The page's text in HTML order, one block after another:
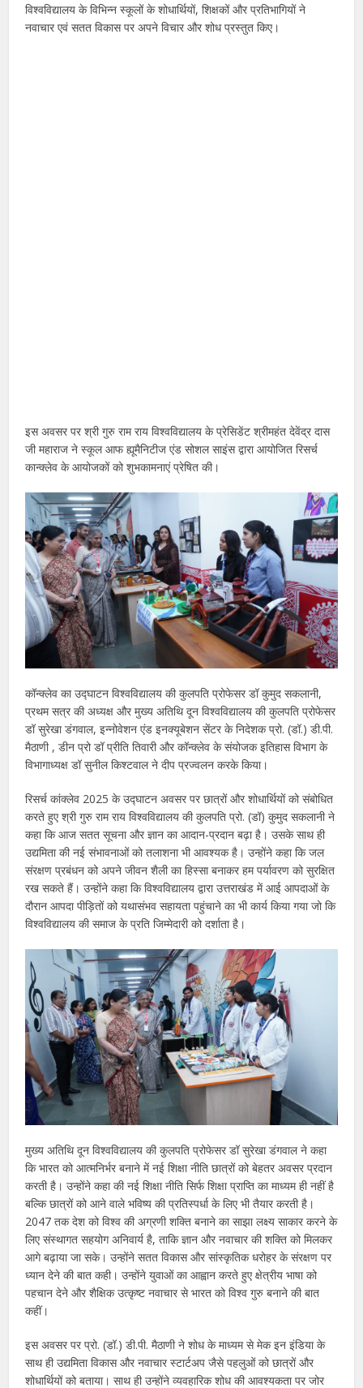
विश्वविद्यालय के विभिन्न स्कूलों के शोधार्थियों, शिक्षकों और प्रतिभागियों ने
नवाचार एवं सतत विकास पर अपने विचार और शोध प्रस्तुत किए।
इस अवसर पर श्री गुरु राम राय विश्वविद्यालय के प्रेसिडेंट श्रीमहंत देवेंद्र दास
जी महाराज ने स्कूल आफ ह्यूमैनिटीज एंड सोशल साइंस द्वारा आयोजित रिसर्च
कान्क्लेव के आयोजकों‌ को शुभकामनाएं प्रेषित की।
कॉन्क्लेव का उद्घाटन विश्वविद्यालय की कुलपति प्रोफेसर डॉ कुमुद सकलानी,
प्रथम सत्र की अध्यक्ष और मुख्य अतिथि दून विश्वविद्यालय की कुलपति प्रोफेसर
डॉ सुरेखा डंगवाल, इन्नोवेशन एंड इनक्यूबेशन सेंटर के निदेशक प्रो. (डॉ.) डी.पी.
मैठाणी , डीन प्रो डॉ प्रीति तिवारी और कॉन्क्लेव के संयोजक इतिहास विभाग के
विभागाध्यक्ष डॉ सुनील किश्टवाल ने दीप प्रज्वलन करके किया।
रिसर्च कांक्लेव 2025 के उद्घाटन अवसर पर छात्रों और शोधार्थियों को संबोधित
करते हुए श्री गुरु राम राय विश्वविद्यालय की कुलपति प्रो. (डॉ) कुमुद सकलानी ने
कहा कि आज सतत सूचना और ज्ञान का आदान-प्रदान बढ़ा है। उसके साथ ही
उद्यमिता की नई संभावनाओं को तलाशना भी आवश्यक है। उन्होंने कहा कि जल
संरक्षण प्रबंधन को अपने जीवन शैली का हिस्सा बनाकर हम पर्यावरण को सुरक्षित
रख सकते हैं। उन्होंने कहा कि विश्वविद्यालय द्वारा उत्तराखंड में आई आपदाओं के
दौरान आपदा पीड़ितों को यथासंभव सहायता पहुंचाने का भी कार्य किया गया जो कि
विश्वविद्यालय की समाज के प्रति जिम्मेदारी को दर्शाता है।
मुख्य अतिथि दून विश्वविद्यालय की कुलपति प्रोफेसर डॉ सुरेखा डंगवाल ने कहा
कि भारत को आत्मनिर्भर बनाने में नई शिक्षा नीति छात्रों को बेहतर अवसर प्रदान
करती है। उन्होंने कहा की नई शिक्षा नीति सिर्फ शिक्षा प्राप्ति का माध्यम ही नहीं है
बल्कि छात्रों को आने वाले भविष्य की प्रतिस्पर्धा के लिए भी तैयार करती है।
2047 तक देश को विश्व की अग्रणी शक्ति बनाने का साझा लक्ष्य साकार करने के
लिए संस्थागत सहयोग अनिवार्य है, ताकि ज्ञान और नवाचार की शक्ति को मिलकर
आगे बढ़ाया जा सके। उन्होंने सतत विकास और सांस्कृतिक धरोहर के संरक्षण पर
ध्यान देने की बात कही। उन्होंने युवाओं का आह्वान करते हुए क्षेत्रीय भाषा को
पहचान देने और शैक्षिक उत्कृष्ट नवाचार से भारत को विश्व गुरु बनाने की बात
कहीं।
इस अवसर पर प्रो. (डॉ.) डी.पी. मैठाणी ने शोध के माध्यम से मेक इन इंडिया के
साथ ही उद्यमिता विकास और नवाचार स्टार्टअप जैसे पहलुओं को छात्रों और
शोधार्थियों को बताया। साथ ही उन्होंने व्यवहारिक शोध की आवश्यकता पर जोर